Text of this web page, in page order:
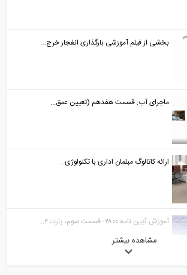
بخشی از فیلم آموزشی بارگذاری انفجار خرج...
ماجرای آب: قسمت هفدهم (تعیین عمق...
ارائه کاتالوگ مبلمان اداری با تکنولوژی...
آموزش آیین نامه ۲۸۰۰- قسمت سوم، پارت ۲...
مشاهده بیشتر